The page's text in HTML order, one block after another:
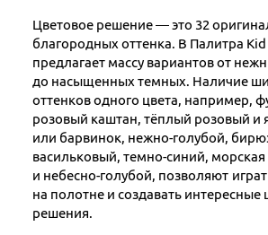
Цветовое решение — это 32
благородных оттенка. В Палитра Kid
предлагает массу вариантов от
до насыщенных темных. Наличие
оттенков одного цвета, например,
розовый каштан, тёплый розовый и
или барвинок, нежно-голубой,
васильковый, темно-синий, морская
и небесно-голубой, позволяют
на полотне и создавать интересные
решения.